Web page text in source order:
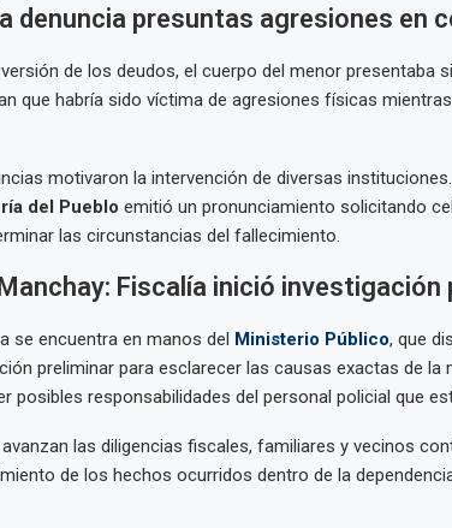
denuncia presuntas agresiones en
de los deudos, el cuerpo del menor presentaba
que habría sido víctima de agresiones físicas
motivaron la intervención de diversas
del Pueblo emitió un pronunciamiento solicitando
las circunstancias del fallecimiento.
Fiscalía inició investigación
se encuentra en manos del Ministerio Público, que
preliminar para esclarecer las causas exactas de la
posibles responsabilidades del personal policial que
las diligencias fiscales, familiares y vecinos
de los hechos ocurridos dentro de la